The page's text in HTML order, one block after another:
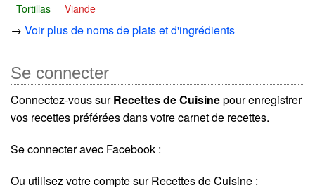
Tortillas
Viande
→ Voir plus de noms de plats et d'ingrédients
Se connecter
Connectez-vous surRecettes de Cuisinepour enregistrer
vos recettes préférées dans votre carnet de recettes.
Se connecter avec Facebook :
Ou utilisez votre compte sur Recettes de Cuisine :